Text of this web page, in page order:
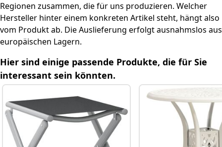
So funktioniert das Beschaffungsmodell von vidaXL
Weitere hilfreiche Fragen
Relevante Kategorielinks
Regionen zusammen, die für uns produzieren. Welcher
Hersteller hinter einem konkreten Artikel steht, hängt also
vom Produkt ab. Die Auslieferung erfolgt ausnahmslos aus
europäischen Lagern.
Hier sind einige passende Produkte, die für Sie
interessant sein könnten.